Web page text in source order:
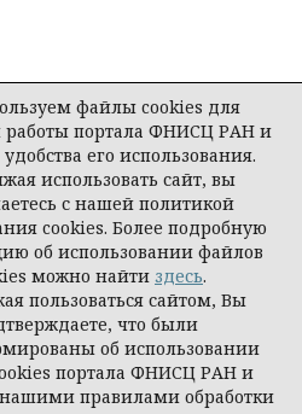
персональных
и социальная практика,
файлы cookies для
портала ФНИСЦ РАН и
его использования.
использовать сайт, вы
с нашей политикой
cookies. Более подробную
об использовании файлов
можно найти здесь.
пользоваться сайтом, Вы
что были
об использовании
портала ФНИСЦ РАН и
правилами обработки